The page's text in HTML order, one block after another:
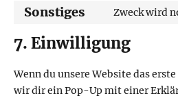
Sonstiges Zweck wird
7. Einwilligung
Wenn du unsere Website das
wir dir ein Pop-Up mit einer